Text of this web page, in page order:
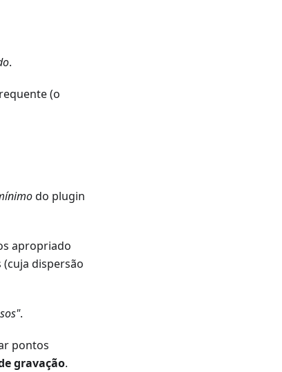
.
(o
do plugin
apropriado
dispersão
.
pontos
gravação.